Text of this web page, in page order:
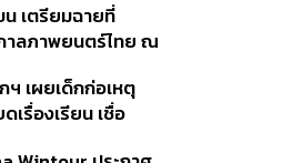
นุนรายได้ครึ่งปีทะลุ
สนล้าน
น เตรียมฉายที่
าลภาพยนตร์ไทย ณ
ฯ เผยเด็กก่อเหตุ
ดเรื่องเรียน เชื่อ